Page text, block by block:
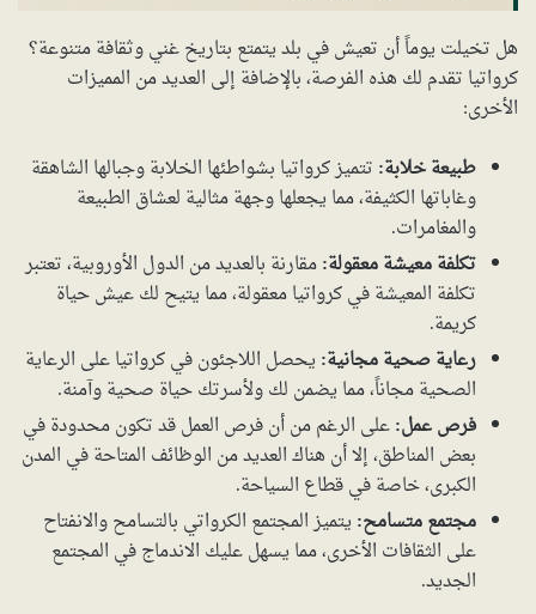
هل تخيلت يوماً أن تعيش في بلد يتمتع بتاريخ غني وثقافة متنوعة؟
كرواتيا تقدم لك هذه الفرصة، بالإضافة إلى العديد من المميزات
الأخرى:
طبيعة خلابة: تتميز كرواتيا بشواطئها الخلابة وجبالها الشاهقة
وغاباتها الكثيفة، مما يجعلها وجهة مثالية لعشاق الطبيعة
والمغامرات.
تكلفة معيشة معقولة:مقارنة بالعديد من الدول الأوروبية، تعتبر
تكلفة المعيشة في كرواتيا معقولة، مما يتيح لك عيش حياة
كريمة.
رعاية صحية مجانية: يحصل اللاجئون في كرواتيا على الرعاية
الصحية مجاناً، مما يضمن لك ولأسرتك حياة صحية وآمنة.
فرص عمل:على الرغم من أن فرص العمل قد تكون محدودة في
بعض المناطق، إلا أن هناك العديد من الوظائف المتاحة في المدن
الكبرى، خاصة في قطاع السياحة.
مجتمع متسامح: يتميز المجتمع الكرواتي بالتسامح والانفتاح
على الثقافات الأخرى، مما يسهل عليك الاندماج في المجتمع
الجديد.